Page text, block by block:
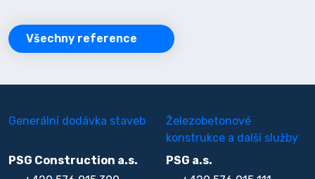
Všechny reference
Generální dodávka staveb
PSG Construction a.s.
Železobetonové
konstrukce a další služby
PSG a.s.